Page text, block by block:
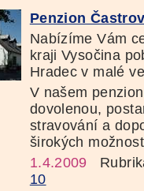
Penzion
Nabízíme Vám
kraji Vysočina
Hradec v malé
V našem
dovolenou,
stravování a
širokých
1.4.2009
10